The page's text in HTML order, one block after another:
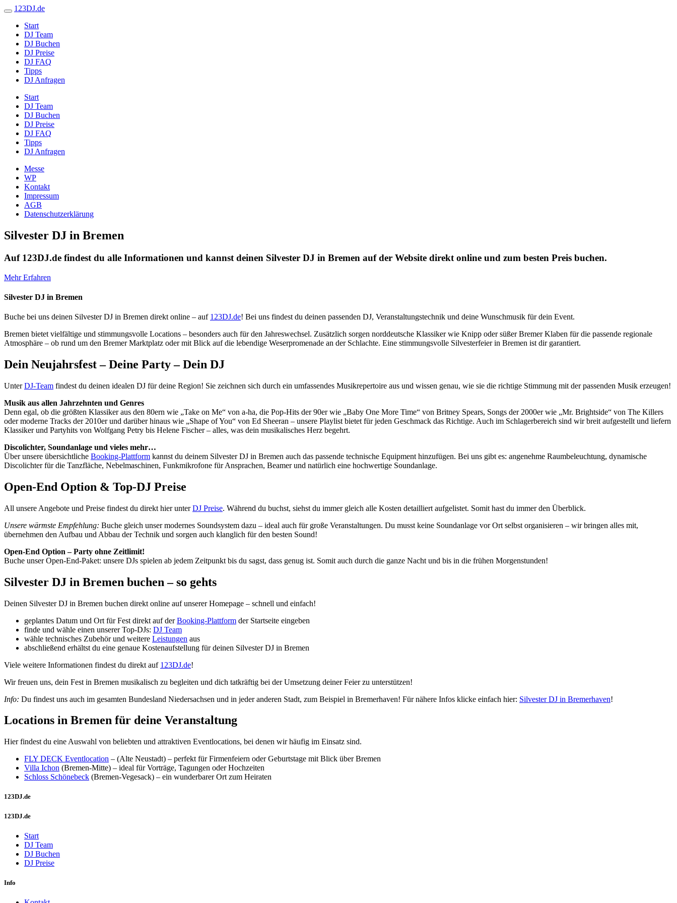
123DJ.de
Start
DJ Team
DJ Buchen
DJ Preise
DJ FAQ
Tipps
DJ Anfragen
Start
DJ Team
DJ Buchen
DJ Preise
DJ FAQ
Tipps
DJ Anfragen
Messe
WP
Kontakt
Impressum
AGB
Datenschutzerklärung
Silvester DJ in Bremen
Auf 123DJ.de findest du alle Informationen und kannst deinen Silvester DJ in Bremen auf der Website direkt online und zum besten Preis buchen.
Mehr Erfahren
Silvester DJ in Bremen
Buche bei uns deinen Silvester DJ in Bremen direkt online – auf 123DJ.de! Bei uns findest du deinen passenden DJ, Veranstaltungstechnik und deine Wunschmusik für dein Event.
Bremen bietet vielfältige und stimmungsvolle Locations – besonders auch für den Jahreswechsel. Zusätzlich sorgen norddeutsche Klassiker wie Knipp oder süßer Bremer Klaben für die passende regionale
Atmosphäre – ob rund um den Bremer Marktplatz oder mit Blick auf die lebendige Weserpromenade an der Schlachte. Eine stimmungsvolle Silvesterfeier in Bremen ist dir garantiert.
Dein Neujahrsfest – Deine Party – Dein DJ
UnterDJ-Team findest du deinen idealen DJ für deine Region! Sie zeichnen sich durch ein umfassendes Musikrepertoire aus und wissen genau, wie sie die richtige Stimmung mit der passenden Musik erzeugen!
Musik aus allen Jahrzehnten und Genres
Denn egal, ob die größten Klassiker aus den 80ern wie „Take on Me“ von a-ha, die Pop-Hits der 90er wie „Baby One More Time“ von Britney Spears, Songs der 2000er wie „Mr. Brightside“ von The Killers
oder moderne Tracks der 2010er und darüber hinaus wie „Shape of You“ von Ed Sheeran – unsere Playlist bietet für jeden Geschmack das Richtige. Auch im Schlagerbereich sind wir breit aufgestellt und liefern
Klassiker und Partyhits von Wolfgang Petry bis Helene Fischer – alles, was dein musikalisches Herz begehrt.
Discolichter, Soundanlage und vieles mehr…
Über unsere übersichtliche Booking-Plattform kannst du deinem Silvester DJ in Bremen auch das passende technische Equipment hinzufügen. Bei uns gibt es: angenehme Raumbeleuchtung, dynamische
Discolichter für die Tanzfläche, Nebelmaschinen, Funkmikrofone für Ansprachen, Beamer und natürlich eine hochwertige Soundanlage.
Open-End Option & Top-DJ Preise
All unsere Angebote und Preise findest du direkt hier unterDJ Preise. Während du buchst, siehst du immer gleich alle Kosten detailliert aufgelistet. Somit hast du immer den Überblick.
Unsere wärmste Empfehlung: Buche gleich unser modernes Soundsystem dazu – ideal auch für große Veranstaltungen. Du musst keine Soundanlage vor Ort selbst organisieren – wir bringen alles mit,
übernehmen den Aufbau und Abbau der Technik und sorgen auch klanglich für den besten Sound!
Open-End Option – Party ohne Zeitlimit!
Buche unser Open-End-Paket: unsere DJs spielen ab jedem Zeitpunkt bis du sagst, dass genug ist. Somit auch durch die ganze Nacht und bis in die frühen Morgenstunden!
Silvester DJ in Bremen buchen – so gehts
Deinen Silvester DJ in Bremen buchen direkt online auf unserer Homepage – schnell und einfach!
geplantes Datum und Ort für Fest direkt auf derBooking-Plattform der Startseite eingeben
finde und wähle einen unserer Top-DJs: DJ Team
wähle technisches Zubehör und weitere Leistungen aus
abschließend erhältst du eine genaue Kostenaufstellung für deinen Silvester DJ in Bremen
Viele weitere Informationen findest du direkt auf 123DJ.de!
Wir freuen uns, dein Fest in Bremen musikalisch zu begleiten und dich tatkräftig bei der Umsetzung deiner Feier zu unterstützen!
Info: Du findest uns auch im gesamten Bundesland Niedersachsen und in jeder anderen Stadt, zum Beispiel in Bremerhaven! Für nähere Infos klicke einfach hier: Silvester DJ in Bremerhaven!
Locations in Bremen für deine Veranstaltung
Hier findest du eine Auswahl von beliebten und attraktiven Eventlocations, bei denen wir häufig im Einsatz sind.
FLY DECK Eventlocation – (Alte Neustadt) – perfekt für Firmenfeiern oder Geburtstage mit Blick über Bremen
Villa Ichon (Bremen-Mitte) – ideal für Vorträge, Tagungen oder Hochzeiten
Schloss Schönebeck (Bremen-Vegesack) – ein wunderbarer Ort zum Heiraten
123DJ.de
123DJ.de
Start
DJ Team
DJ Buchen
DJ Preise
Info